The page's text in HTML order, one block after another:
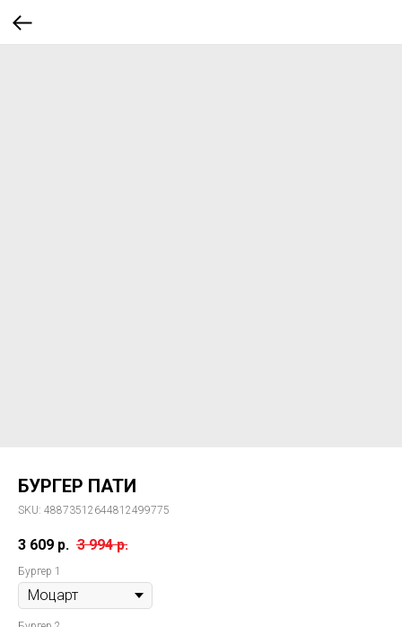
БУРГЕР ПАТИ
SKU: 48873512644812499775
3 609 р. 3 994 р.
Бургер 1